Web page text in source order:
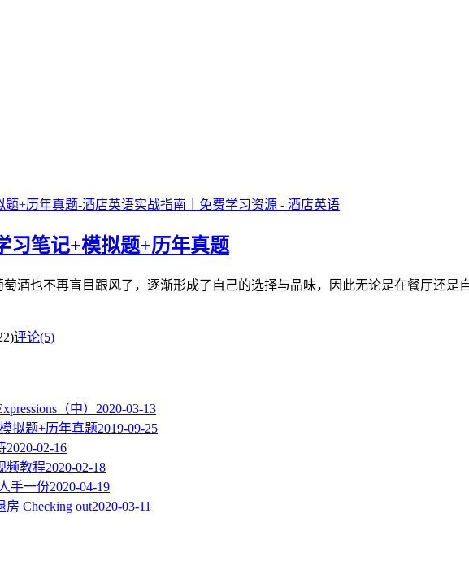
习笔记+模拟题+历年真题
酒也不再盲目跟风了，逐渐形成了自己的选择与品味，因此无论是在餐厅还是
评论(5)
（中） 2020-03-13
拟题+历年真题2019-09-25
2020-02-16
频教程2020-02-18
手一份2020-04-19
Checking out2020-03-11